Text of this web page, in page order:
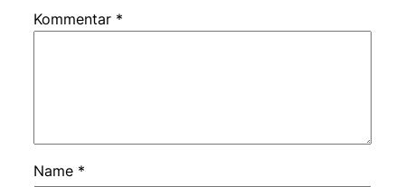
Kommentar *
Name *